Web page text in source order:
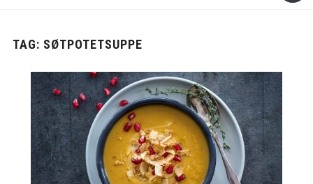
TAG: SØTPOTETSUPPE